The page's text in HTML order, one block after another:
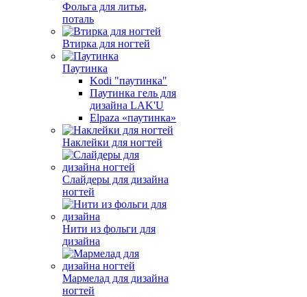
Фольга для литья,
поталь
Втирка для ногтей
Паутинка
Kodi "паутинка"
Паутинка гель для
дизайна LAK'U
Elpaza «паутинка»
Наклейки для ногтей
Слайдеры для дизайна
ногтей
Нити из фольги для
дизайна
Мармелад для дизайна
ногтей